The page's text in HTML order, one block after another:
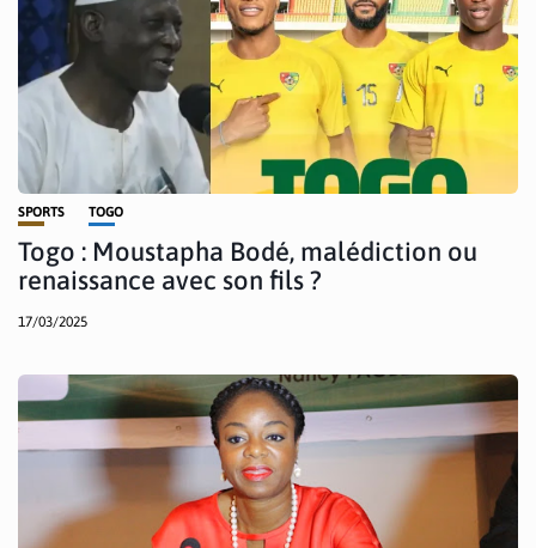
SPORTS TOGO
Togo : Moustapha Bodé, malédiction ou
renaissance avec son fils ?
17/03/2025